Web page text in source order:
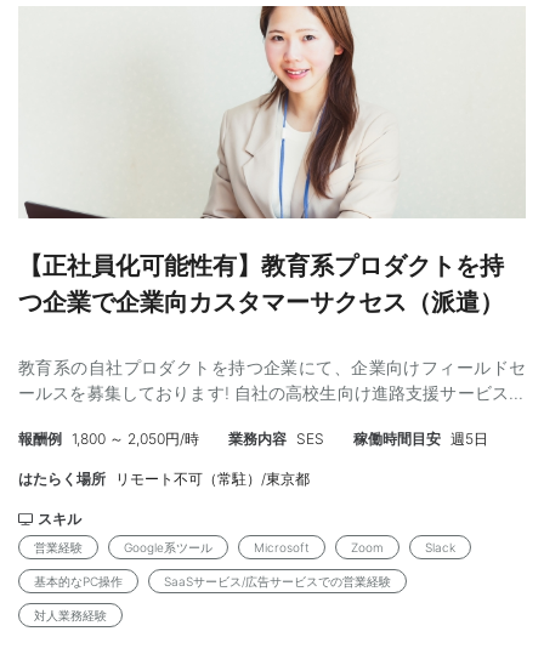
アリングと交渉、報告資料の作成） ・CMSを使った更新運用の理
解（PowerCMS等）、HTML/CSS/JSの基礎理解（自分で書けなく
ても、指示・レビュー・見積の妥当性判断ができるレベル） ・見
積作成、工数管理の経験 ・ドキュメント作成能力（議事録、要件
定義書、手順書など） 【歓迎スキル】 ・システム開発案件のディ
レクション経験（EOL対応、サーバー・インフラ移行、リプレイ
ス） ・ネイティブアプリ（iOS/Android）の改修・エンハンス案
件のPM経験、ストア申請フローの理解 ・複数ベンダーが並走する
体制でのPMO／全体統括経験 ・飲食・小売・チェーン系のtoC大
発進行経験 ・GA4などの分析ツール、CRM/MAの知識 ・セキュリ
ティ・アクセシビリティ要件への対応経験 ・PMP、または同等の
プロジェクトマネジメント知識 【オススメポイント】 原則フルリ
クトマネジメントの経験を積むことができます。 【時給】 3,800
円〜4,400円 ※交通費実費にて支給 【勤務条件】 ・雇用形態 ：
ト先での勤務となります。 ・契約期間 ：2026/8/17～長期 （3
か月ごとの更新想定） ・勤務時間 ：9:30～19:00 休憩1h ※業
働） ・勤務地 ：東京都中央区 ・最寄り駅 ：各線 新富町駅/
東銀座駅/銀座駅 ※原則フルリモート。不定期で出社を依頼する
可能性がございますが、数か月に1回程度の頻度となる見込みで
す。 【応募後の流れ】 応募内容の確認 ↓ 弊社担当者との面談 ↓
クライアントとの面談 （案件番号：JN00509518）
【正社員化可能性有】教育系プロダクトを持
つ企業で企業向カスタマーサクセス（派遣）
教育系の自社プロダクトを持つ企業にて、企業向けフィールドセ
ールスを募集しております! 自社の高校生向け進路支援サービスを
セス（CS）のお仕事です。 企業様が安心してサービスを活用でき
るよう導入後のフォローや利用促進を行うポジションです。 自社
告効果を最大化させるのがメインミッションです。 現在急速にシ
ェアを伸ばしているプロダクトのため、増員を検討しておりま
す。 また研修もあるため、参画後もチームで協力しながら進める
ことができます! ■担当する仕事内容 ・企業様へ電話でフォローを
行い、活用状況やお困りごとのヒアリング、不明点の解消 ・対応
報酬例 1,800 ～ 2,050円/時 業務内容 SES 稼働時間目安 週5日
はたらく場所 リモート不可（常駐）/東京都
スキル
営業経験 Google系ツール Microsoft Zoom Slack
基本的なPC操作 SaaSサービス/広告サービスでの営業経験
対人業務経験